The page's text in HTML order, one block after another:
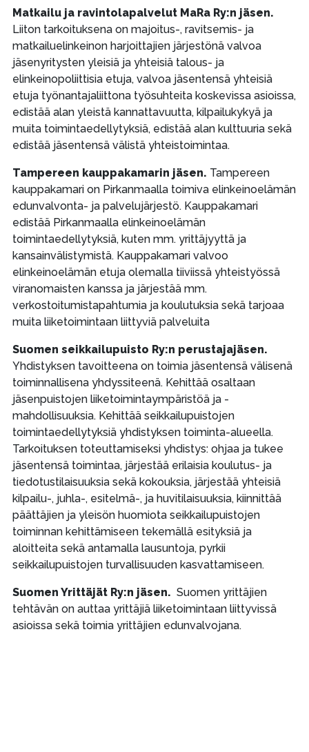
Matkailu ja ravintolapalvelut MaRa Ry:n jäsen.
Liiton tarkoituksena on majoitus-, ravitsemis- ja
matkailuelinkeinon harjoittajien järjestönä valvoa
jäsenyritysten yleisiä ja yhteisiä talous- ja
elinkeinopoliittisia etuja, valvoa jäsentensä yhteisiä
etuja työnantajaliittona työsuhteita koskevissa asioissa,
edistää alan yleistä kannattavuutta, kilpailukykyä ja
muita toimintaedellytyksiä, edistää alan kulttuuria sekä
edistää jäsentensä välistä yhteistoimintaa.
Tampereen kauppakamarin jäsen. Tampereen
kauppakamari on Pirkanmaalla toimiva elinkeinoelämän
edunvalvonta- ja palvelujärjestö. Kauppakamari
edistää Pirkanmaalla elinkeinoelämän
toimintaedellytyksiä, kuten mm. yrittäjyyttä ja
kansainvälistymistä. Kauppakamari valvoo
elinkeinoelämän etuja olemalla tiiviissä yhteistyössä
viranomaisten kanssa ja järjestää mm.
verkostoitumistapahtumia ja koulutuksia sekä tarjoaa
muita liiketoimintaan liittyviä palveluita
Suomen seikkailupuisto Ry:n perustajajäsen.
Yhdistyksen tavoitteena on toimia jäsentensä välisenä
toiminnallisena yhdyssiteenä. Kehittää osaltaan
jäsenpuistojen liiketoimintaympäristöä ja -
mahdollisuuksia. Kehittää seikkailupuistojen
toimintaedellytyksiä yhdistyksen toiminta-alueella.
Tarkoituksen toteuttamiseksi yhdistys: ohjaa ja tukee
jäsentensä toimintaa, järjestää erilaisia koulutus- ja
tiedotustilaisuuksia sekä kokouksia, järjestää yhteisiä
kilpailu-, juhla-, esitelmä-, ja huvitilaisuuksia, kiinnittää
päättäjien ja yleisön huomiota seikkailupuistojen
toiminnan kehittämiseen tekemällä esityksiä ja
aloitteita sekä antamalla lausuntoja, pyrkii
seikkailupuistojen turvallisuuden kasvattamiseen.
Suomen Yrittäjät Ry:n jäsen. Suomen yrittäjien
tehtävän on auttaa yrittäjiä liiketoimintaan liittyvissä
asioissa sekä toimia yrittäjien edunvalvojana.